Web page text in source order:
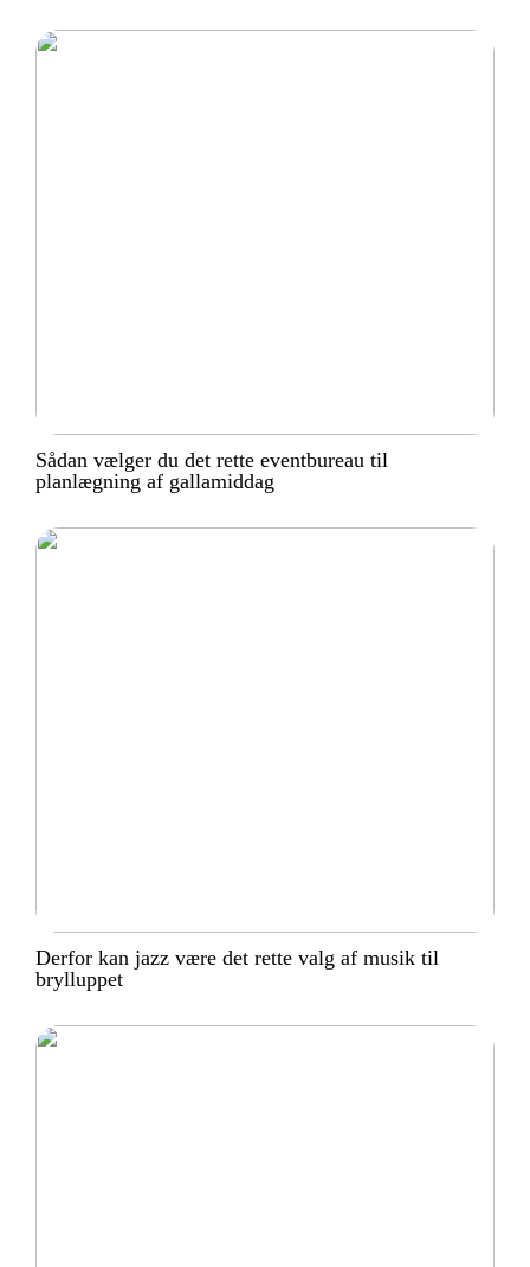
Sådan vælger du det rette eventbureau til
planlægning af gallamiddag
Derfor kan jazz være det rette valg af musik til
brylluppet